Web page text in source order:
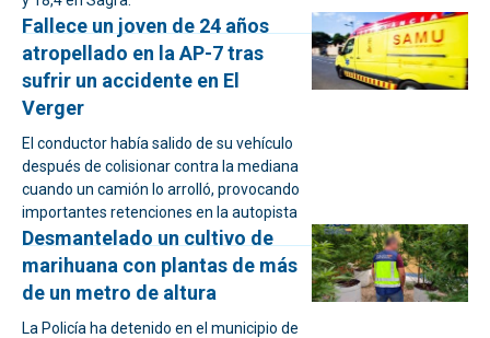
Fallece un joven de 24 años
atropellado en la AP-7 tras
sufrir un accidente en El
Verger
El conductor había salido de su vehículo
después de colisionar contra la mediana
cuando un camión lo arrolló, provocando
importantes retenciones en la autopista
Desmantelado un cultivo de
marihuana con plantas de más
de un metro de altura
La Policía ha detenido en el municipio de